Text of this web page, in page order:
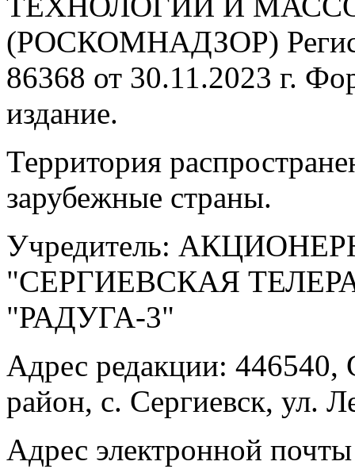
(РОСКОМНАДЗОР)
86368 от 30.11.2023 г.
издание.
Территория
зарубежные страны.
Учредитель:
"СЕРГИЕВСКАЯ
"РАДУГА-3"
Адрес редакции: 446540,
район, с. Сергиевск, ул.
Адрес электронной